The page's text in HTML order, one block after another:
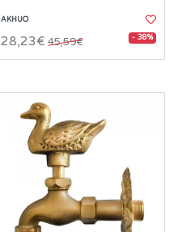
AKHUO
28,23€ 45,59€ - 38%